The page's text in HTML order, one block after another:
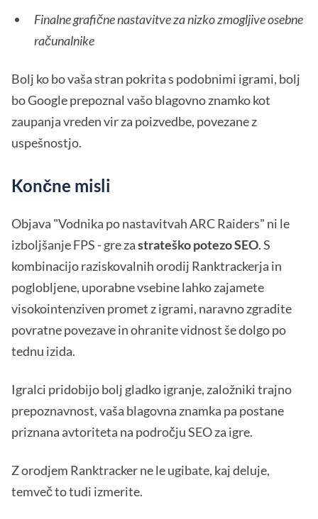
Finalne grafične nastavitve za nizko zmogljive osebne
računalnike
Bolj ko bo vaša stran pokrita s podobnimi igrami, bolj
bo Google prepoznal vašo blagovno znamko kot
zaupanja vreden vir za poizvedbe, povezane z
uspešnostjo.
Končne misli
Objava "Vodnika po nastavitvah ARC Raiders" ni le
izboljšanje FPS - gre zastrateško potezo SEO. S
kombinacijo raziskovalnih orodij Ranktrackerja in
poglobljene, uporabne vsebine lahko zajamete
visokointenziven promet z igrami, naravno zgradite
povratne povezave in ohranite vidnost še dolgo po
tednu izida.
Igralci pridobijo bolj gladko igranje, založniki trajno
prepoznavnost, vaša blagovna znamka pa postane
priznana avtoriteta na področju SEO za igre.
Z orodjem Ranktracker ne le ugibate, kaj deluje,
temveč to tudi izmerite.